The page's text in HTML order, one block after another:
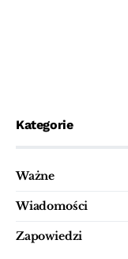
Kategorie
Ważne
Wiadomości
Zapowiedzi